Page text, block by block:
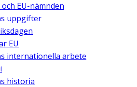
EU-nämnden
uppgifter
EU
internationella arbete
historia